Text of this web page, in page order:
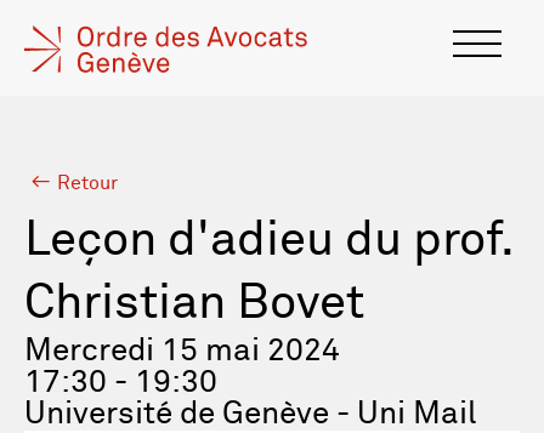
Retour
Leçon d'adieu du prof.
Christian Bovet
Mercredi 15 mai 2024
17:30 - 19:30
Université de Genève - Uni Mail